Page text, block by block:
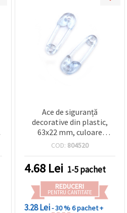
Ace de siguranță
decorative din plastic,
63x22 mm, culoare
albastră - set de 4 bucăți
COD: 804520
4.68 Lei 1-5 pachet
REDUCERI
PENTRU CANTITATE
3.28 Lei- 30 %6 pachet +